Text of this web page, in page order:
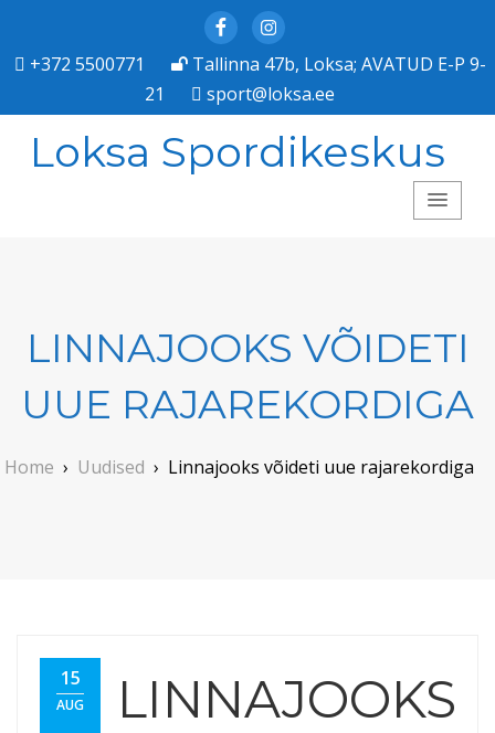
FacebookInstagram
+372 5500771
Tallinna 47b, Loksa; AVATUD E-P 9-
21
sport@loksa.ee
Loksa Spordikeskus
LINNAJOOKS VÕIDETI
UUE RAJAREKORDIGA
Home › Uudised › Linnajooks võideti uue rajarekordiga
15
AUG
LINNAJOOKS